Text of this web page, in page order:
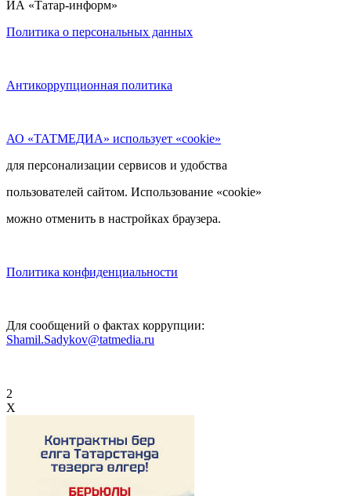
ИА «Татар-информ»
Политика о персональных данных
Антикоррупционная политика
АО «ТАТМЕДИА» использует «cookie»
для персонализации сервисов и удобства
пользователей сайтом. Использование «cookie»
можно отменить в настройках браузера.
Политика конфиденциальности
Для сообщений о фактах коррупции:
Shamil.Sadykov@tatmedia.ru
2
X